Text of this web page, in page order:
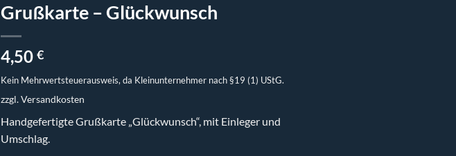
Grußkarte – Glückwunsch
4,50 €
Kein Mehrwertsteuerausweis, da Kleinunternehmer nach §19 (1) UStG.
zzgl.Versandkosten
Handgefertigte Grußkarte „Glückwunsch“, mit Einleger und
Umschlag.